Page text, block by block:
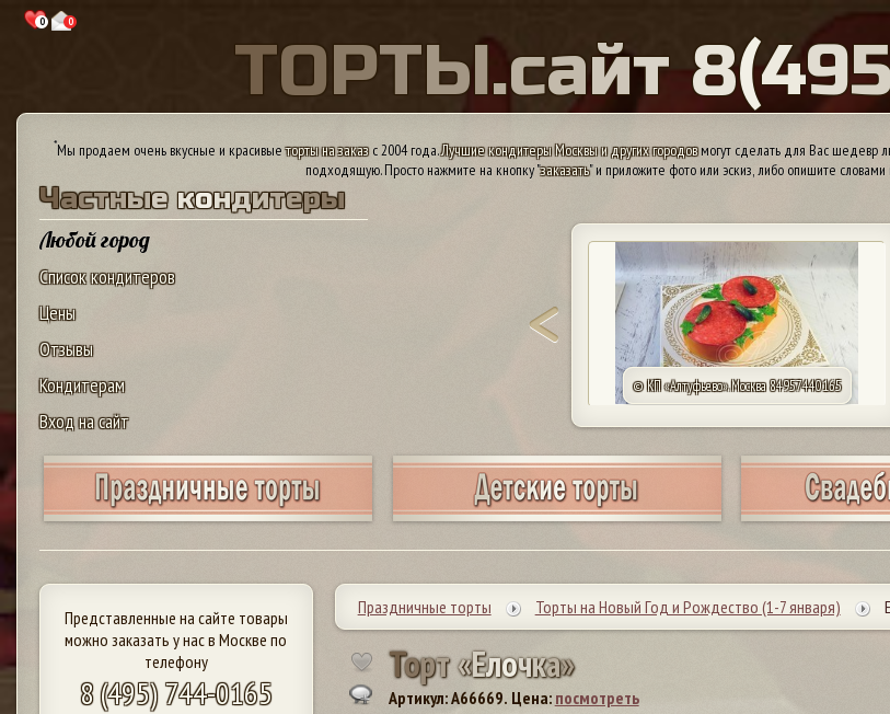
0 0
ТОРТЫ.сайт 8(49
*Мы продаем очень вкусные и красивыеторты на заказс 2004 года.Лучшие кондитеры Москвы и других городовмогут сделать для Вас шедевр
подходящую. Просто нажмите на кнопку "заказать" и приложите фото или эскиз, либо опишите
Частные кондитеры
Любой город
Список кондитеров
Цены
Отзывы
Кондитерам
Вход на сайт
© КП «Алтуфьево». Москва 84957440165
Представленные на сайте товары
можно заказать у нас в Москве по
телефону
8 (495) 744-0165
Праздничные торты Торты на Новый Год и Рождество (1-7 января)
Торт«Елочка»
Артикул: A66669. Цена: посмотреть